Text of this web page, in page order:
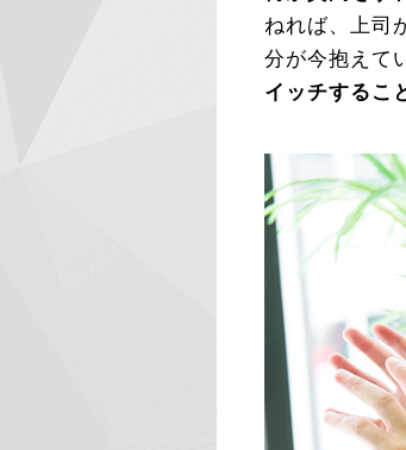
ねれば、上司
分が今抱えて
イッチするこ